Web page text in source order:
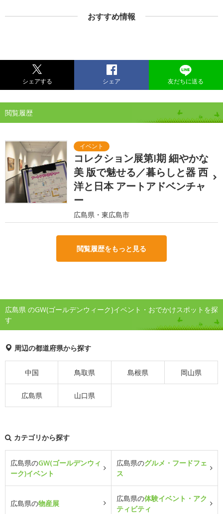
おすすめ情報
シェアする シェア 友だちに送る
閲覧履歴
コレクション展第I期 細やかな
美 版で魅せる／暮らしと器 西
洋と日本 アートアドベンチャ
ー
広島県・東広島市
閲覧履歴をもっと見る
広島県 のGW(ゴールデンウィーク)イベント・おでかけスポットを探
す
周辺の都道府県から探す
中国 鳥取県 島根県 岡山県
広島県 山口県
カテゴリから探す
広島県のGW(ゴールデンウィ
ーク)イベント
広島県のグルメ・フードフェ
ス
広島県の物産展
広島県の体験イベント・アク
ティビティ